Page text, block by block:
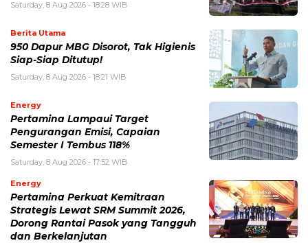
Saturday, 8 Aug 2026 - 18:28 WIB
Berita Utama
950 Dapur MBG Disorot, Tak Higienis
Siap-Siap Ditutup!
Saturday, 8 Aug 2026 - 18:21 WIB
Energy
Pertamina Lampaui Target
Pengurangan Emisi, Capaian
Semester I Tembus 118%
Saturday, 8 Aug 2026 - 17:52 WIB
Energy
Pertamina Perkuat Kemitraan
Strategis Lewat SRM Summit 2026,
Dorong Rantai Pasok yang Tangguh
dan Berkelanjutan